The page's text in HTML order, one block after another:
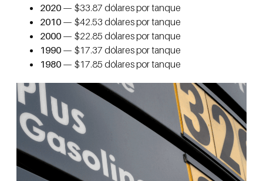
2020 — $33.87 dólares por tanque
2010 — $42.53 dólares por tanque
2000 — $22.85 dólares por tanque
1990 — $17.37 dólares por tanque
1980 — $17.85 dólares por tanque